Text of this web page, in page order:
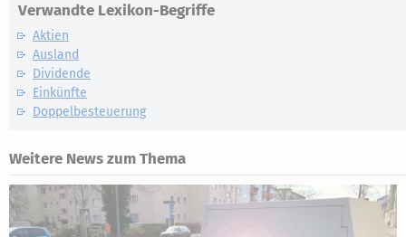
Verwandte Lexikon-Begriffe
Aktien
Ausland
Dividende
Einkünfte
Doppelbesteuerung
Weitere News zum Thema